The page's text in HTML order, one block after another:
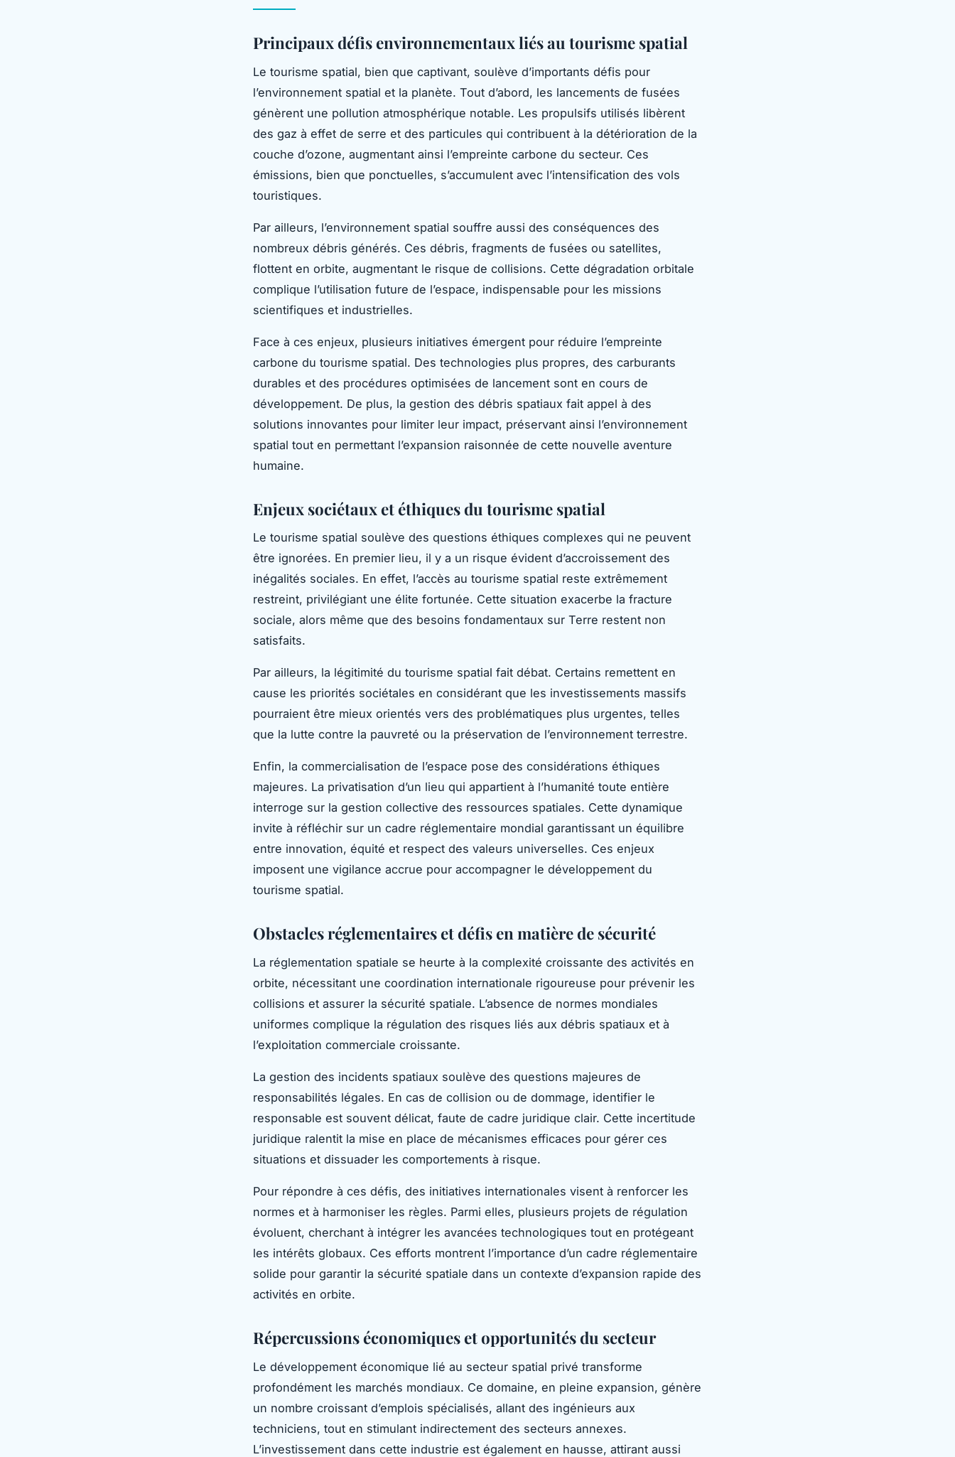
Principaux défis environnementaux liés au tourisme spatial
Le tourisme spatial, bien que captivant, soulève d’importants défis pour
l’environnement spatial et la planète. Tout d’abord, les lancements de fusées
génèrent une pollution atmosphérique notable. Les propulsifs utilisés libèrent
des gaz à effet de serre et des particules qui contribuent à la détérioration de la
couche d’ozone, augmentant ainsi l’empreinte carbone du secteur. Ces
émissions, bien que ponctuelles, s’accumulent avec l’intensification des vols
touristiques.
Par ailleurs, l’environnement spatial souffre aussi des conséquences des
nombreux débris générés. Ces débris, fragments de fusées ou satellites,
flottent en orbite, augmentant le risque de collisions. Cette dégradation orbitale
complique l’utilisation future de l’espace, indispensable pour les missions
scientifiques et industrielles.
Face à ces enjeux, plusieurs initiatives émergent pour réduire l’empreinte
carbone du tourisme spatial. Des technologies plus propres, des carburants
durables et des procédures optimisées de lancement sont en cours de
développement. De plus, la gestion des débris spatiaux fait appel à des
solutions innovantes pour limiter leur impact, préservant ainsi l’environnement
spatial tout en permettant l’expansion raisonnée de cette nouvelle aventure
humaine.
Enjeux sociétaux et éthiques du tourisme spatial
Le tourisme spatial soulève des questions éthiques complexes qui ne peuvent
être ignorées. En premier lieu, il y a un risque évident d’accroissement des
inégalités sociales. En effet, l’accès au tourisme spatial reste extrêmement
restreint, privilégiant une élite fortunée. Cette situation exacerbe la fracture
sociale, alors même que des besoins fondamentaux sur Terre restent non
satisfaits.
Par ailleurs, la légitimité du tourisme spatial fait débat. Certains remettent en
cause les priorités sociétales en considérant que les investissements massifs
pourraient être mieux orientés vers des problématiques plus urgentes, telles
que la lutte contre la pauvreté ou la préservation de l’environnement terrestre.
Enfin, la commercialisation de l’espace pose des considérations éthiques
majeures. La privatisation d’un lieu qui appartient à l’humanité toute entière
interroge sur la gestion collective des ressources spatiales. Cette dynamique
invite à réfléchir sur un cadre réglementaire mondial garantissant un équilibre
entre innovation, équité et respect des valeurs universelles. Ces enjeux
imposent une vigilance accrue pour accompagner le développement du
tourisme spatial.
Obstacles réglementaires et défis en matière de sécurité
La réglementation spatiale se heurte à la complexité croissante des activités en
orbite, nécessitant une coordination internationale rigoureuse pour prévenir les
collisions et assurer la sécurité spatiale. L’absence de normes mondiales
uniformes complique la régulation des risques liés aux débris spatiaux et à
l’exploitation commerciale croissante.
La gestion des incidents spatiaux soulève des questions majeures de
responsabilités légales. En cas de collision ou de dommage, identifier le
responsable est souvent délicat, faute de cadre juridique clair. Cette incertitude
juridique ralentit la mise en place de mécanismes efficaces pour gérer ces
situations et dissuader les comportements à risque.
Pour répondre à ces défis, des initiatives internationales visent à renforcer les
normes et à harmoniser les règles. Parmi elles, plusieurs projets de régulation
évoluent, cherchant à intégrer les avancées technologiques tout en protégeant
les intérêts globaux. Ces efforts montrent l’importance d’un cadre réglementaire
solide pour garantir la sécurité spatiale dans un contexte d’expansion rapide des
activités en orbite.
Répercussions économiques et opportunités du secteur
Le développement économique lié au secteur spatial privé transforme
profondément les marchés mondiaux. Ce domaine, en pleine expansion, génère
un nombre croissant d’emplois spécialisés, allant des ingénieurs aux
techniciens, tout en stimulant indirectement des secteurs annexes.
L’investissement dans cette industrie est également en hausse, attirant aussi